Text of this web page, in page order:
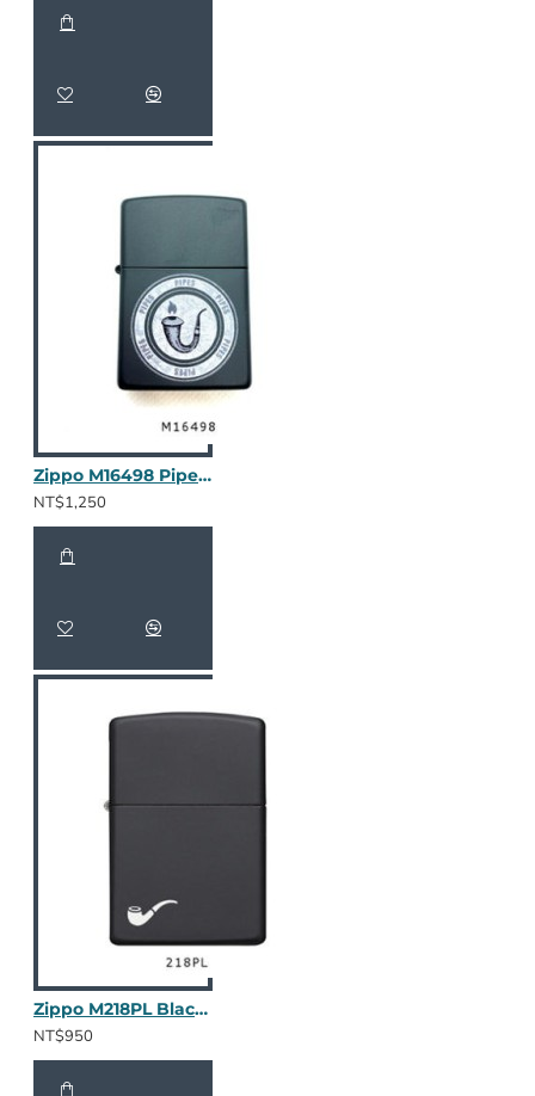
Zippo M16498 Pipes Seal
NT$1,250
Zippo M218PL Black Matte
NT$950